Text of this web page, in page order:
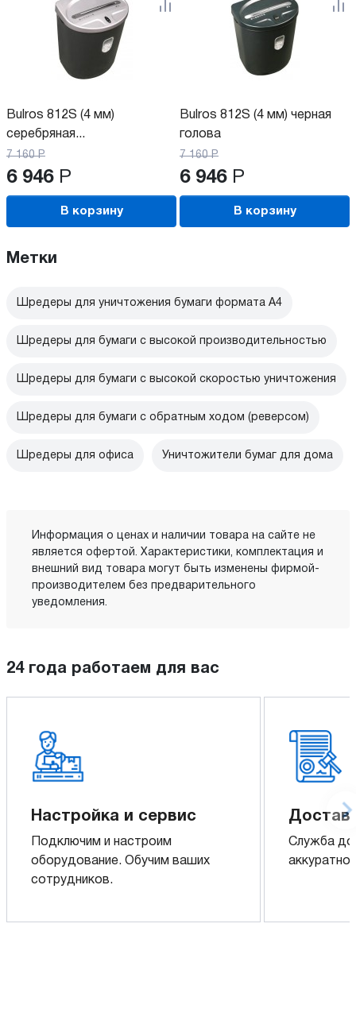
Bulros 812S (4 мм)
серебряная...
7 160 Р
6 946 Р
В корзину
Bulros 812S (4 мм) черная
голова
7 160 Р
6 946 Р
В корзину
Метки
Шредеры для уничтожения бумаги формата А4
Шредеры для бумаги с высокой производительностью
Шредеры для бумаги с высокой скоростью уничтожения
Шредеры для бумаги с обратным ходом (реверсом)
Шредеры для офиса Уничтожители бумаг для дома
Информация о ценах и наличии товара на сайте не
является офертой. Характеристики, комплектация и
внешний вид товара могут быть изменены фирмой-
производителем без предварительного
уведомления.
24 года работаем для вас
Настройка и сервис
Подключим и настроим
оборудование. Обучим ваших
сотрудников.
Служба
аккуратно